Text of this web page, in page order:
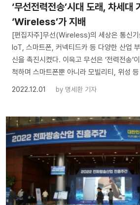
‘무선전력전송’시대 도래, 차세대
‘Wireless’가 지배
[편집자주]무선(Wireless)의 세상은 통신기
IoT, 스마트폰, 커넥티드카 등 다양한 산업
신을 촉진시켰다. 이윽고 무선은 ‘전력전송’
척하며 스마트폰뿐 아니라 모빌리티, 위성
2022.12.01
by 명세환 기자